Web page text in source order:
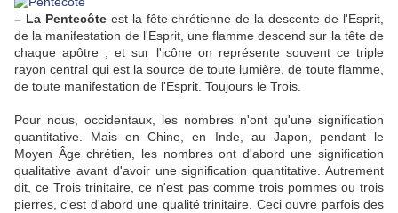
– La Pentecôteest la fête chrétienne de la descente de l'Esprit,
de la manifestation de l'Esprit, une flamme descend sur la tête de
chaque apôtre ; et sur l'icône on représente souvent ce triple
rayon central qui est la source de toute lumière, de toute flamme,
de toute manifestation de l'Esprit. Toujours le Trois.
Pour nous, occidentaux, les nombres n'ont qu'une signification
quantitative. Mais en Chine, en Inde, au Japon, pendant le
Moyen Âge chrétien, les nombres ont d'abord une signification
qualitative avant d'avoir une signification quantitative. Autrement
dit, ce Trois trinitaire, ce n'est pas comme trois pommes ou trois
pierres, c'est d'abord une qualité trinitaire. Ceci ouvre parfois des